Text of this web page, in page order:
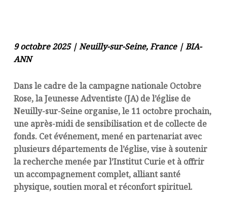
9 octobre 2025 | Neuilly-sur-Seine, France | BIA-
ANN
Dans le cadre de la campagne nationale Octobre
Rose, la Jeunesse Adventiste (JA) de l’église de
Neuilly-sur-Seine organise, le 11 octobre prochain,
une après-midi de sensibilisation et de collecte de
fonds. Cet événement, mené en partenariat avec
plusieurs départements de l’église, vise à soutenir
la recherche menée par l’Institut Curie et à offrir
un accompagnement complet, alliant santé
physique, soutien moral et réconfort spirituel.